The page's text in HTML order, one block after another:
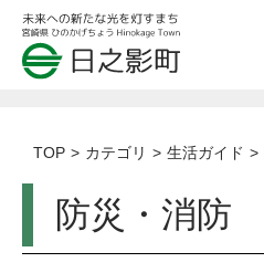
TOP カテゴリ 生活ガイド
防災・消防